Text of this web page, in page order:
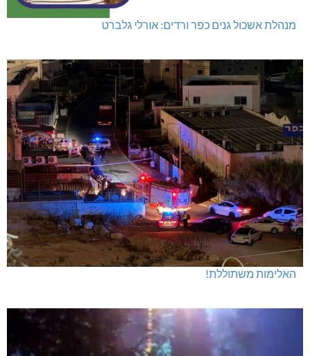
מנהלת אשכול גנים כפר ורדים: אורלי גלברט
האלימות משתוללת!